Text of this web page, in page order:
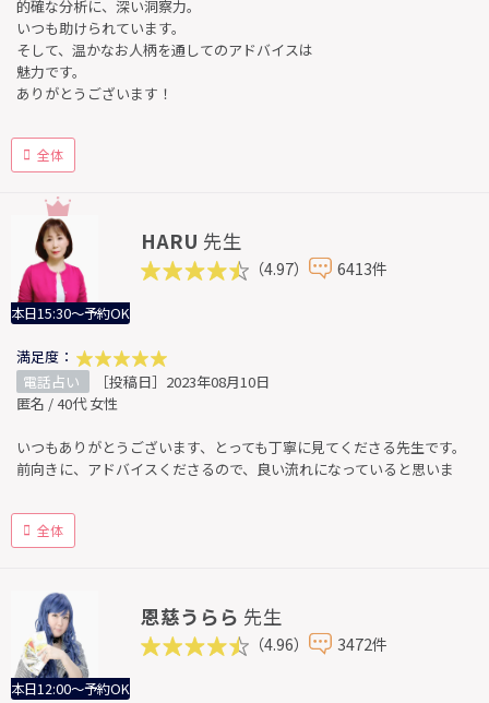
的確な分析に、深い洞察力。
いつも助けられています。
そして、温かなお人柄を通してのアドバイスは
魅力です。
ありがとうございます！
全体
本日15:30～予約OK
HARU 先生
（4.97） 6413件
満足度：
電話占い
［投稿日］2023年08月10日
匿名 / 40代 女性
いつもありがとうございます、とっても丁寧に見てくださる先生です。
前向きに、アドバイスくださるので、良い流れになっていると思いま
全体
本日12:00～予約OK
恩慈うらら 先生
（4.96） 3472件